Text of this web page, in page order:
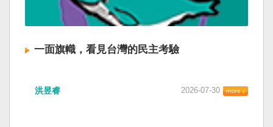
一面旗幟，看見台灣的民主考驗
洪昱睿 2026-07-30